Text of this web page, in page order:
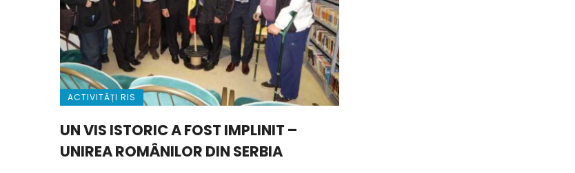
ACTIVITĂȚI RIS
UN VIS ISTORIC A FOST IMPLINIT –
UNIREA ROMÂNILOR DIN SERBIA